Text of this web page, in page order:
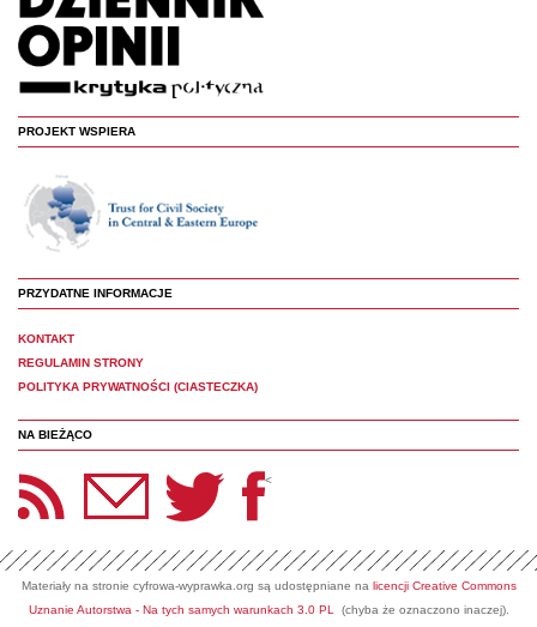
PROJEKT WSPIERA
PRZYDATNE INFORMACJE
KONTAKT
REGULAMIN STRONY
POLITYKA PRYWATNOŚCI (CIASTECZKA)
NA BIEŻĄCO
Panoptyka Facebook <
Materiały na stronie cyfrowa-wyprawka.org są udostępniane na licencji Creative Commons
Uznanie Autorstwa - Na tych samych warunkach 3.0 PL(chyba że oznaczono inaczej).